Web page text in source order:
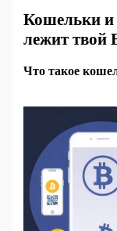
Кошельки и
лежит твой
Что такое